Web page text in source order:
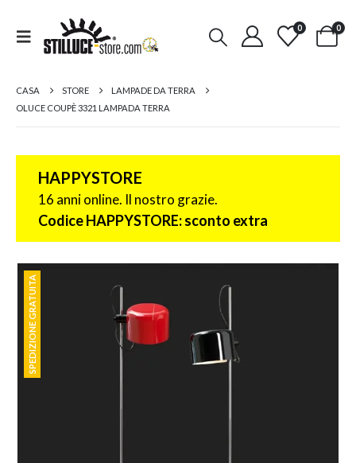
0 0
CASA STORE
LAMPADE DA TERRA
OLUCE COUPÈ 3321 LAMPADA TERRA
HAPPYSTORE
16 anni online. Il nostro grazie.
Codice HAPPYSTORE: sconto extra
SPEDIZIONE GRATUITA
SPEDIZIONE GRATUITA